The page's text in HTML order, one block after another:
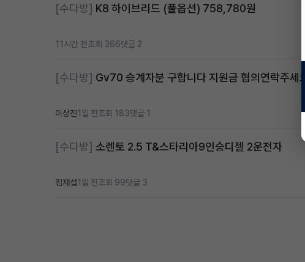
[수다방] K8 하이브리드 (풀옵션) 758,780원
11시간 전조회 366댓글 2
[수다방] Gv70 승계자분 구합니다 지원금 협의연락주세요
이상진1일 전조회 183댓글 1
[수다방] 소렌토 2.5 T&스타리아9인승디젤 2운전자
킴재섭1일 전조회 99댓글 3